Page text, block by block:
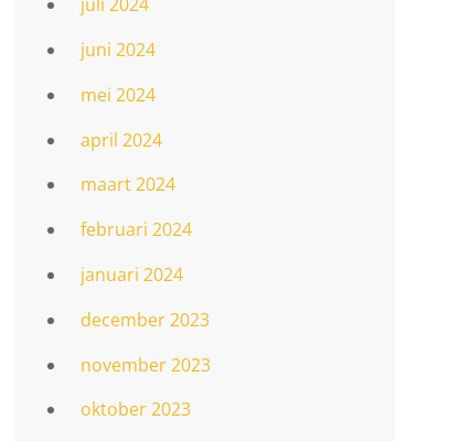
juni 2024
mei 2024
april 2024
maart 2024
februari 2024
januari 2024
december 2023
november 2023
oktober 2023